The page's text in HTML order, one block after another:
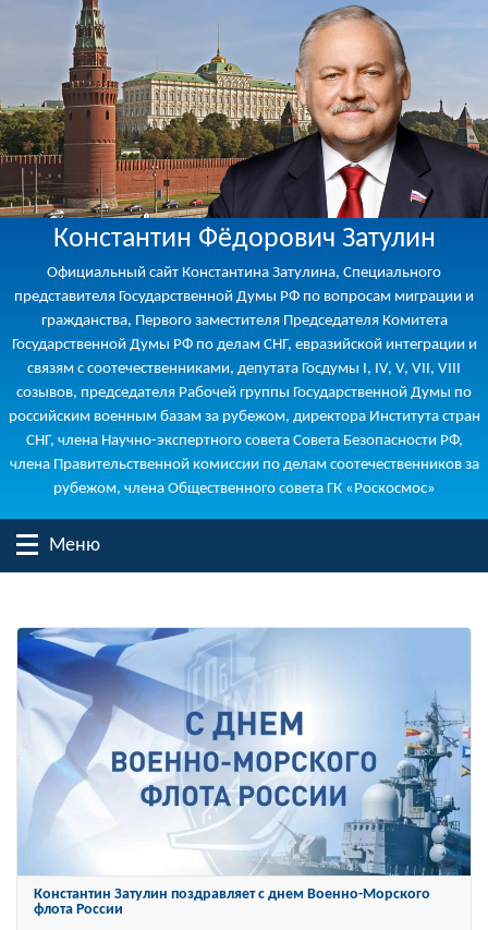
Константин Фёдорович Затулин
Официальный сайт Константина Затулина, Специального
представителя Государственной Думы РФ по вопросам миграции и
гражданства, Первого заместителя Председателя Комитета
Государственной Думы РФ по делам СНГ, евразийской интеграции и
связям с соотечественниками, депутата Госдумы I, IV, V, VII, VIII
созывов, председателя Рабочей группы Государственной Думы по
российским военным базам за рубежом, директора Института стран
СНГ, члена Научно-экспертного совета Совета Безопасности РФ,
члена Правительственной комиссии по делам соотечественников за
рубежом, члена Общественного совета ГК «Роскосмос»
Меню
Константин Затулин награжден Орденом «За заслуги перед
Отечеством» IV степени